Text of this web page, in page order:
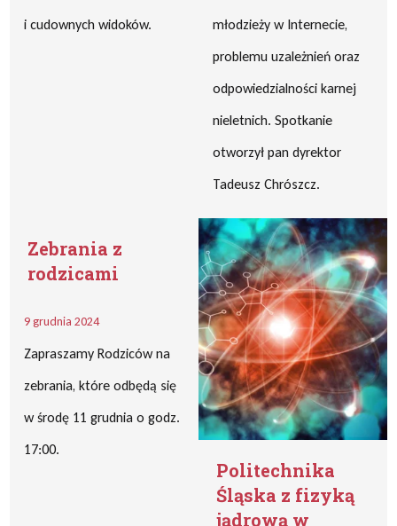
i cudownych widoków.
młodzieży w Internecie,
problemu uzależnień oraz
odpowiedzialności karnej
nieletnich. Spotkanie
otworzył pan dyrektor
Tadeusz Chrószcz.
Zebrania z
rodzicami
9 grudnia 2024
Zapraszamy Rodziców na
zebrania, które odbędą się
w środę 11 grudnia o godz.
17:00.
Politechnika
Śląska z fizyką
jądrową w